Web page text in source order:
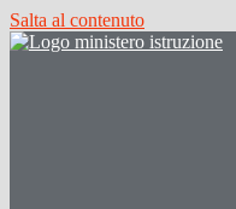
Salta al contenuto